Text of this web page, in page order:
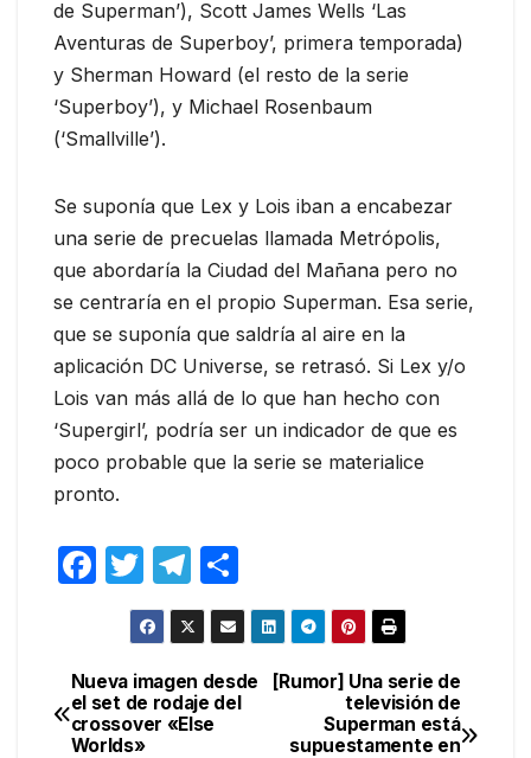
de Superman’), Scott James Wells ‘Las
Aventuras de Superboy’, primera temporada)
y Sherman Howard (el resto de la serie
‘Superboy’), y Michael Rosenbaum
(‘Smallville’).
Se suponía que Lex y Lois iban a encabezar
una serie de precuelas llamada Metrópolis,
que abordaría la Ciudad del Mañana pero no
se centraría en el propio Superman. Esa serie,
que se suponía que saldría al aire en la
aplicación DC Universe, se retrasó. Si Lex y/o
Lois van más allá de lo que han hecho con
‘Supergirl’, podría ser un indicador de que es
poco probable que la serie se materialice
pronto.
F
e
b
T
w
itt
er
T
el
e
gr
a
o
m
p
ar
Navegación
de
[Rumor] Una serie de
televisión de
Superman está
supuestamente en
Nueva imagen desde
el set de rodaje del
crossover «Else
Worlds»